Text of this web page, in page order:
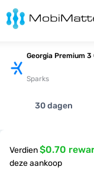
Georgia Premium 3
Sparks
30 dagen
Verdien$0.70
deze aankoop